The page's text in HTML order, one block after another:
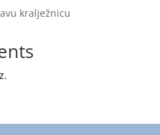
kralježnicu